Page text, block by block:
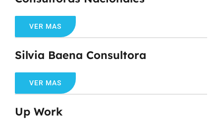
VER MAS
Silvia Baena Consultora
VER MAS
Up Work